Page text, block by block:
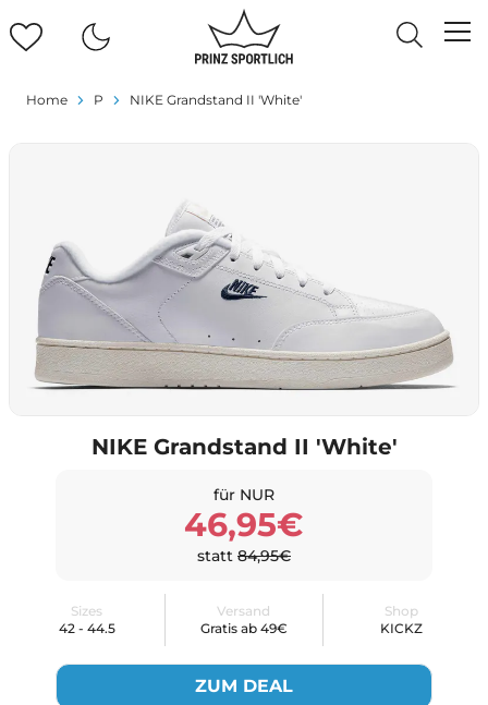
Home P NIKE Grandstand II 'White'
NIKE Grandstand II 'White'
für NUR
46,95€
statt 84,95€
Sizes
42 - 44.5
Versand
Gratis ab 49€
Shop
KICKZ
ZUM DEAL